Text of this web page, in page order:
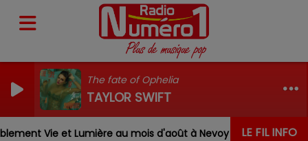
The fate of Ophelia
TAYLOR SWIFT
LE FIL INFO
Vie et Lumière au mois d'août à Nevoy Louis,